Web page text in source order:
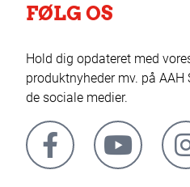
FØLG OS
Hold dig opdateret med
produktnyheder mv. på
de sociale medier.